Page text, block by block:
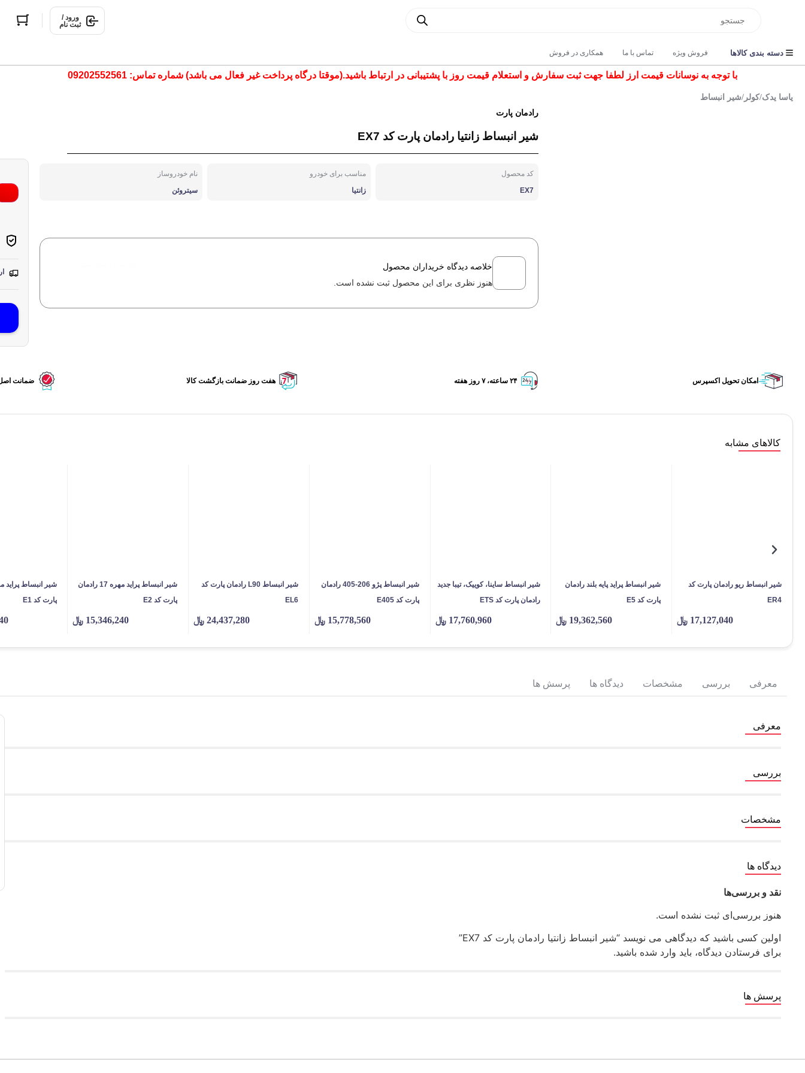
ورود /
ثبت نام
فروش ویژه تماس با ما همکاری در فروش دسته بندی کالاها
با توجه به نوسانات قیمت ارز لطفا جهت ثبت سفارش و استعلام قیمت روز با پشتیبانی در ارتباط باشید.(موقتا درگاه پرداخت غیر فعال می باشد) شماره تماس: 09202552561
یاسا یدک/کولر /شیر انبساط
رادمان پارت
شیر انبساط زانتیا رادمان پارت کد EX7
کد محصول
EX7
مناسب برای خودرو
زانتیا
نام خودروساز
سیتروئن
خلاصه دیدگاه خریداران محصول
هنوز نظری برای این محصول ثبت نشده است.
امکان تحویل اکسپرس ۲۴ ساعته، ۷ روز هفته هفت روز ضمانت بازگشت کالا ضمانت اصل
کالاهای مشابه
17,127,040 ﷼
شیر انبساط ریو رادمان پارت کد
ER4
19,362,560 ﷼
شیر انبساط پراید پایه بلند رادمان
پارت کد E5
17,760,960 ﷼
شیر انبساط ساینا، کوییک، تیبا جدید
رادمان پارت کد ETS
15,778,560 ﷼
شیر انبساط پژو 206-405 رادمان
پارت کد E405
24,437,280 ﷼
شیر انبساط L90 رادمان پارت کد
EL6
15,346,240 ﷼
شیر انبساط پراید مهره 17 رادمان
پارت کد E2
پارت کد E1
معرفی بررسی مشخصات دیدگاه ها پرسش ها
معرفی
بررسی
مشخصات
دیدگاه ها
نقد و بررسی‌ها
هنوز بررسی‌ای ثبت نشده است.
اولین کسی باشید که دیدگاهی می نویسد “شیر انبساط زانتیا رادمان پارت کد EX7”
برای فرستادن دیدگاه، باید وارد شده باشید.
پرسش ها